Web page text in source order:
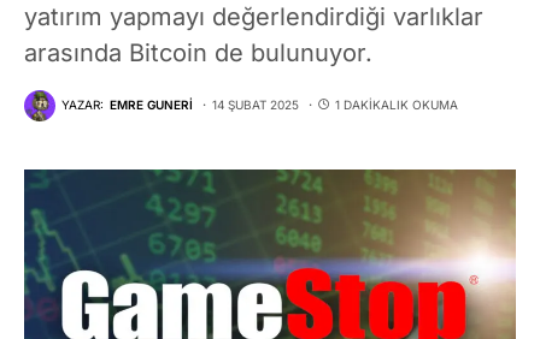
yatırım yapmayı değerlendirdiği varlıklar
arasında Bitcoin de bulunuyor.
YAZAR: EMRE GUNERI 14 ŞUBAT 2025 1 DAKIKALIK OKUMA